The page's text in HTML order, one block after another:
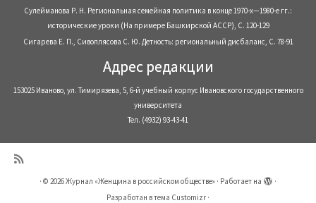
Сулейманова Р. Н. Региональная семейная политика в конце 1970-х—1980-е гг.:
исторические уроки (На примере Башкирской АССР), С. 120-129
Сигарева Е. П., Сивоплясова С. Ю. Детность: региональный дисбаланс, С. 78-91
Адрес редакции
153025 Иваново, ул. Тимирязева, 5, 6-й учебный корпус Ивановского государственного
университета
Тел. (4932) 93-43-41
· © 2026Журнал «Женщина в российском обществе» · Работает на
·
Разработан втема Customizr ·